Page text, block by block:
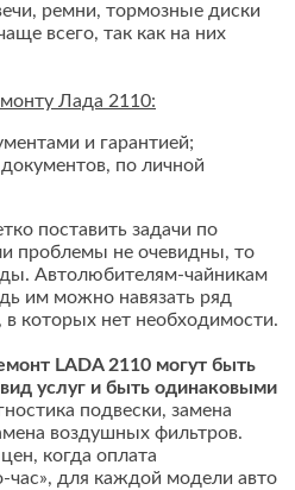
ремни, тормозные диски
всего, так как на них
Лада 2110:
и гарантией;
по личной
поставить задачи по
проблемы не очевидны, то
Автолюбителям-чайникам
им можно навязать ряд
в которых нет необходимости.
LADA 2110 могут быть
услуг и быть одинаковыми
подвески, замена
воздушных фильтров.
когда оплата
час», для каждой модели авто